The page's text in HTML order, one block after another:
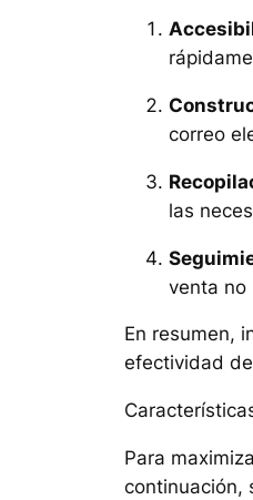
correo
las
venta no
En resumen,
efectividad
Para
continuación,